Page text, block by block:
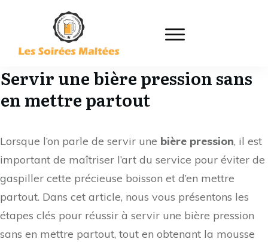
Servir une bière pression sans
en mettre partout
Lorsque l’on parle de servir une bière pression, il est
important de maîtriser l’art du service pour éviter de
gaspiller cette précieuse boisson et d’en mettre
partout. Dans cet article, nous vous présentons les
étapes clés pour réussir à servir une bière pression
sans en mettre partout, tout en obtenant la mousse